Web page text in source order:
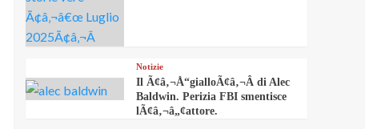
Notizie
Il Ã¢â‚¬Å“gialloÃ¢â‚¬Â di Alec
Baldwin. Perizia FBI smentisce
lÃ¢â‚¬â„¢attore.